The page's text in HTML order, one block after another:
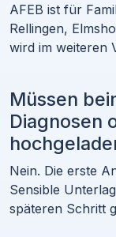
AFEB ist für
Rellingen,
wird im weiteren
Müssen
Diagnosen
Nein. Die erste
Sensible
späteren Schritt